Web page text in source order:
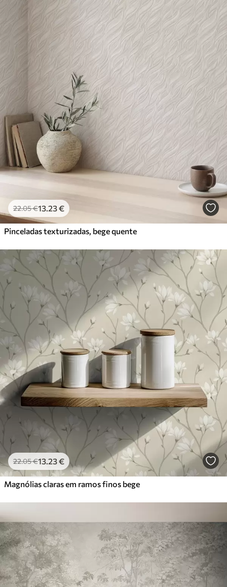
22.05€13.23€
Pinceladas texturizadas, bege quente
22.05€13.23€
Magnólias claras em ramos finos bege